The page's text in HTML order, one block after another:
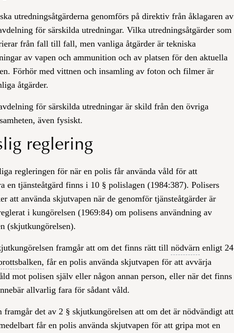
utredningsåtgärderna genomförs på direktiv från åklagaren av
för särskilda utredningar. Vilka utredningsåtgärder som
från fall till fall, men vanliga åtgärder är tekniska
av vapen och ammunition och av platsen för den aktuella
Förhör med vittnen och insamling av foton och filmer är
åtgärder.
för särskilda utredningar är skild från den övriga
även fysiskt.
reglering
regleringen för när en polis får använda våld för att
en tjänsteåtgärd finns i 10 § polislagen (1984:387). Polisers
att använda skjutvapen när de genomför tjänsteåtgärder är
i kungörelsen (1969:84) om polisens användning av
(skjutkungörelsen).
framgår att om det finns rätt till nödvärn enligt 24
får en polis använda skjutvapen för att avvärja
mot polisen själv eller någon annan person, eller när det finns
allvarlig fara för sådant våld.
framgår det av 2 § skjutkungörelsen att om det är nödvändigt att
får en polis använda skjutvapen för att gripa mot en